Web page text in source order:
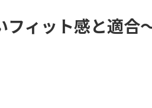
フィット感と適合